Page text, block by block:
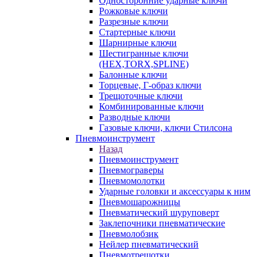
Рожковые ключи
Разрезные ключи
Стартерные ключи
Шарнирные ключи
Шестигранные ключи
(HEX,TORX,SPLINE)
Балонные ключи
Торцевые, Г-образ ключи
Трещоточные ключи
Комбинированные ключи
Разводные ключи
Газовые ключи, ключи Стилсона
Пневмоинструмент
Назад
Пневмоинструмент
Пневмограверы
Пневмомолотки
Ударные головки и аксессуары к ним
Пневмошарожницы
Пневматический шуруповерт
Заклепочники пневматические
Пневмолобзик
Нейлер пневматический
Пневмотрещотки